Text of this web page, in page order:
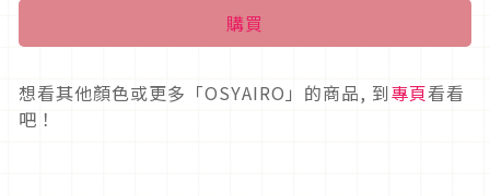
購買
想看其他顏色或更多「OSYAIRO」的商品, 到專頁看看
吧！